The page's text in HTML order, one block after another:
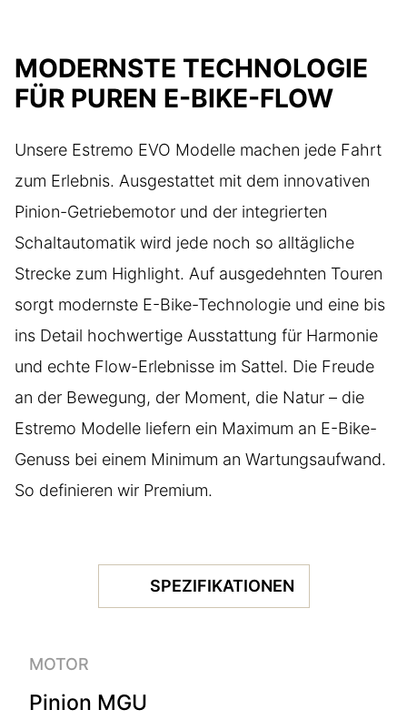
MODERNSTE TECHNOLOGIE
FÜR PUREN E-BIKE-FLOW
Unsere Estremo EVO Modelle machen jede Fahrt
zum Erlebnis. Ausgestattet mit dem innovativen
Pinion-Getriebemotor und der integrierten
Schaltautomatik wird jede noch so alltägliche
Strecke zum Highlight. Auf ausgedehnten Touren
sorgt modernste E-Bike-Technologie und eine bis
ins Detail hochwertige Ausstattung für Harmonie
und echte Flow-Erlebnisse im Sattel. Die Freude
an der Bewegung, der Moment, die Natur – die
Estremo Modelle liefern ein Maximum an E-Bike-
Genuss bei einem Minimum an Wartungsaufwand.
So definieren wir Premium.
SPEZIFIKATIONEN
MOTOR
Pinion MGU